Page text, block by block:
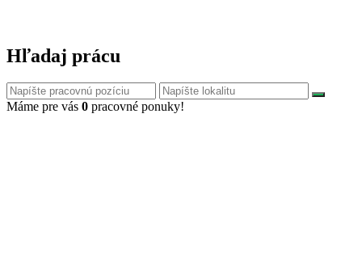
Hľadaj prácu
Máme pre vás 0 pracovné ponuky!